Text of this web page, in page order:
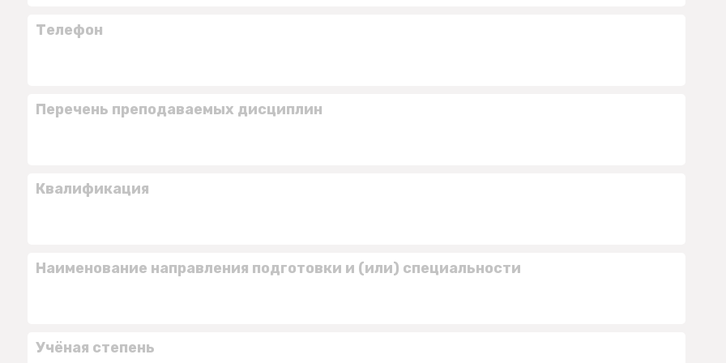
Телефон
Перечень преподаваемых дисциплин
Квалификация
Наименование направления подготовки и (или) специальности
Учёная степень